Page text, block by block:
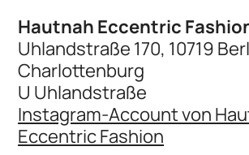
Hautnah Eccentric
Uhlandstraße 170, 10719
Charlottenburg
U Uhlandstraße
Instagram-Account von
Eccentric Fashion